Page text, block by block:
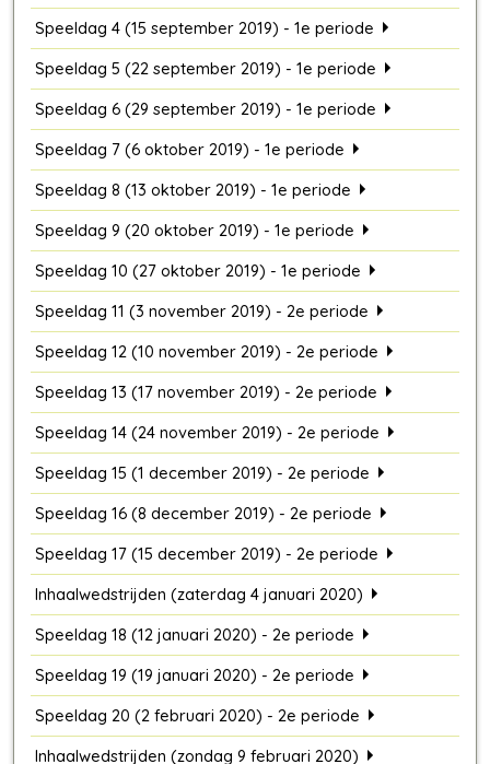
Speeldag 4 (15 september 2019) - 1e periode
Speeldag 5 (22 september 2019) - 1e periode
Speeldag 6 (29 september 2019) - 1e periode
Speeldag 7 (6 oktober 2019) - 1e periode
Speeldag 8 (13 oktober 2019) - 1e periode
Speeldag 9 (20 oktober 2019) - 1e periode
Speeldag 10 (27 oktober 2019) - 1e periode
Speeldag 11 (3 november 2019) - 2e periode
Speeldag 12 (10 november 2019) - 2e periode
Speeldag 13 (17 november 2019) - 2e periode
Speeldag 14 (24 november 2019) - 2e periode
Speeldag 15 (1 december 2019) - 2e periode
Speeldag 16 (8 december 2019) - 2e periode
Speeldag 17 (15 december 2019) - 2e periode
Inhaalwedstrijden (zaterdag 4 januari 2020)
Speeldag 18 (12 januari 2020) - 2e periode
Speeldag 19 (19 januari 2020) - 2e periode
Speeldag 20 (2 februari 2020) - 2e periode
Inhaalwedstrijden (zondag 9 februari 2020)